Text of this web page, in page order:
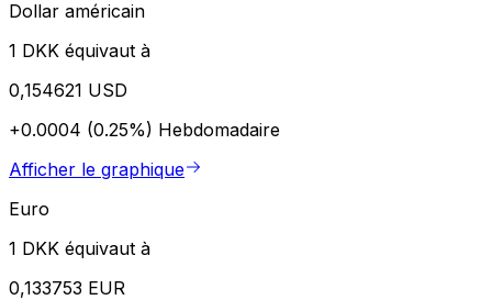
Dollar américain
1 DKK équivaut à
0,154621 USD
+0.0004 (0.25%) Hebdomadaire
Afficher le graphique
Euro
1 DKK équivaut à
0,133753 EUR